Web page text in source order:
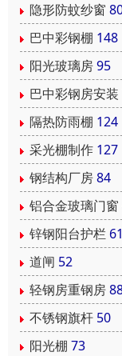
隐形防蚊纱窗
巴中彩钢棚 148
阳光玻璃房95
巴中彩钢房安装
隔热防雨棚 124
采光棚制作 127
钢结构厂房84
铝合金玻璃门窗
锌钢阳台护栏 61
道闸 52
轻钢房重钢房
不锈钢旗杆 50
阳光棚 73